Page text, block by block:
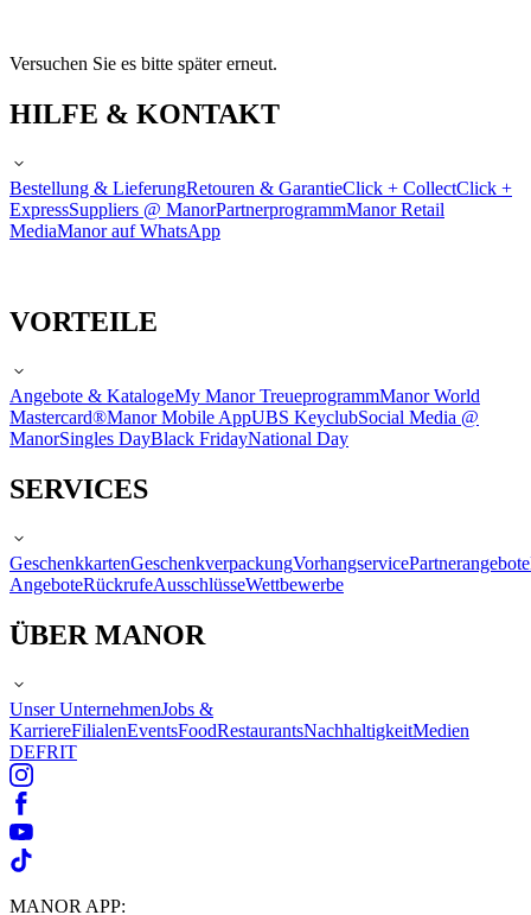
Versuchen Sie es bitte später erneut.
HILFE & KONTAKT
Bestellung & LieferungRetouren & GarantieClick + CollectClick +
ExpressSuppliers @ ManorPartnerprogrammManor Retail
MediaManor auf WhatsApp
VORTEILE
Angebote & KatalogeMy Manor TreueprogrammManor World
Mastercard®Manor Mobile AppUBS KeyclubSocial Media @
ManorSingles DayBlack FridayNational Day
SERVICES
GeschenkkartenGeschenkverpackungVorhangservicePartnerangebote
AngeboteRückrufeAusschlüsseWettbewerbe
ÜBER MANOR
Unser UnternehmenJobs &
KarriereFilialenEventsFoodRestaurantsNachhaltigkeitMedien
DEFRIT
MANOR APP: